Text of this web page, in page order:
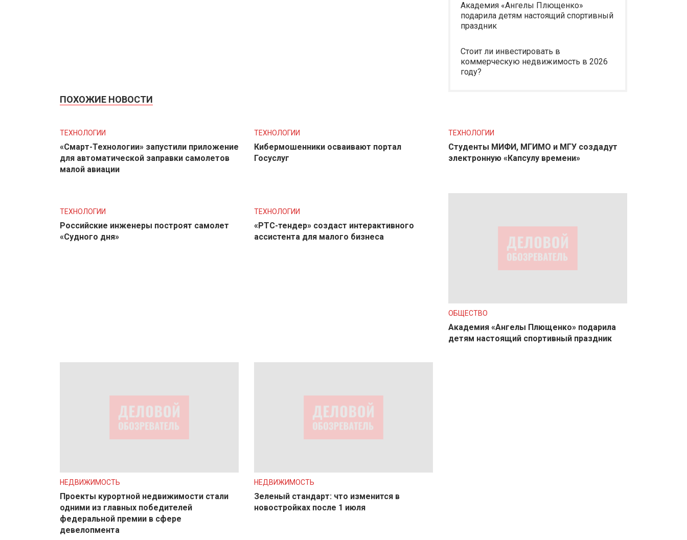
Академия «Ангелы Плющенко»
подарила детям настоящий спортивный
праздник
Стоит ли инвестировать в
коммерческую недвижимость в 2026
году?
ПОХОЖИЕ НОВОСТИ
ТЕХНОЛОГИИ
«Смарт-Технологии» запустили приложение
для автоматической заправки самолетов
малой авиации
ТЕХНОЛОГИИ
Кибермошенники осваивают портал
Госуслуг
ТЕХНОЛОГИИ
Студенты МИФИ, МГИМО и МГУ создадут
электронную «Капсулу времени»
ТЕХНОЛОГИИ
Российские инженеры построят самолет
«Судного дня»
ТЕХНОЛОГИИ
«РТС-тендер» создаст интерактивного
ассистента для малого бизнеса
ОБЩЕСТВО
Академия «Ангелы Плющенко» подарила
детям настоящий спортивный праздник
НЕДВИЖИМОСТЬ
Проекты курортной недвижимости стали
одними из главных победителей
федеральной премии в сфере
девелопмента
НЕДВИЖИМОСТЬ
Зеленый стандарт: что изменится в
новостройках после 1 июля